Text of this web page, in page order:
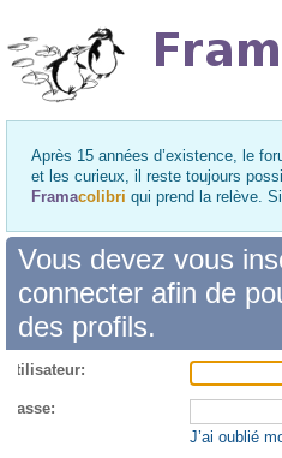
Après 15 années d’existence, le
et les curieux, il reste toujours
Framacolibri qui prend la relève.
Vous devez vous
connecter afin de
des profils.
passe:
J’ai oublié